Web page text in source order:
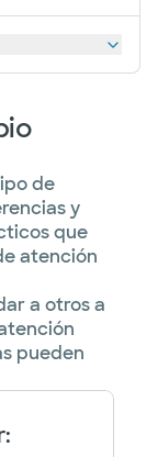
de
y
que
atención
a otros a
pueden